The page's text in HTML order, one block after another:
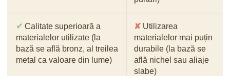
✔ Calitate superioară a
materialelor utilizate (la
bază se află bronz, al treilea
metal ca valoare din lume)
✘ Utilizarea
materialelor mai puțin
durabile (la bază se
află nichel sau aliaje
slabe)